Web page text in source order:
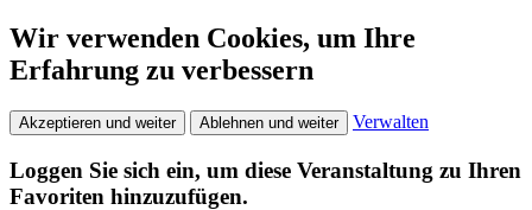
Wir verwenden Cookies, um Ihre
Erfahrung zu verbessern
Akzeptieren und weiter Ablehnen und weiter Verwalten
Loggen Sie sich ein, um diese Veranstaltung zu Ihren
Favoriten hinzuzufügen.